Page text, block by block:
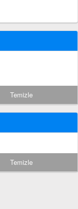
Temizle
Temizle